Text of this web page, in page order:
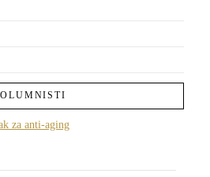
za anti-aging